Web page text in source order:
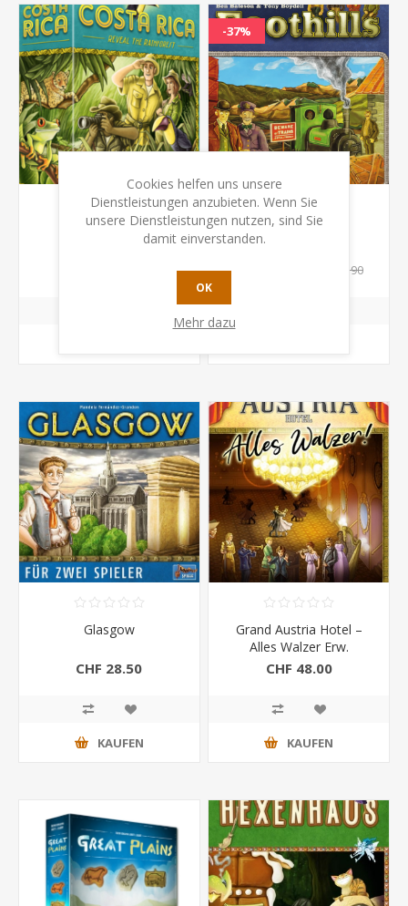
-37%
CHF 39.90
Glasgow
CHF 28.50
KAUFEN
Grand Austria Hotel –
Alles Walzer Erw.
CHF 48.00
KAUFEN
Cookies helfen uns unsere
Dienstleistungen anzubieten. Wenn Sie
unsere Dienstleistungen nutzen, sind Sie
damit einverstanden.
OK
Mehr dazu